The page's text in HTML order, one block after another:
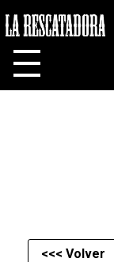
LA RESCATADORA
<<< Volver